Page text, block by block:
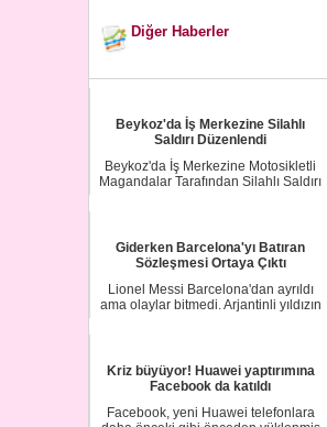
Diğer Haberler
Beykoz'da İş Merkezine Silahlı
Saldırı Düzenlendi
Beykoz'da İş Merkezine Motosikletli
Magandalar Tarafından Silahlı Saldırı
Giderken Barcelona'yı Batıran
Sözleşmesi Ortaya Çıktı
Lionel Messi Barcelona'dan ayrıldı
ama olaylar bitmedi. Arjantinli yıldızın
Kriz büyüyor! Huawei yaptırımına
Facebook da katıldı
Facebook, yeni Huawei telefonlara